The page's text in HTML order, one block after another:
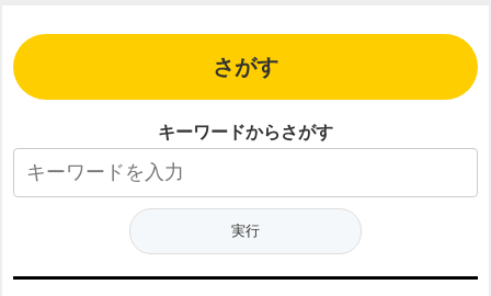
さがす
キーワードからさがす